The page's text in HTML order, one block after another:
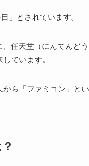
」とされています。
任天堂（にんてんど
ています。
ら「ファミコン」と